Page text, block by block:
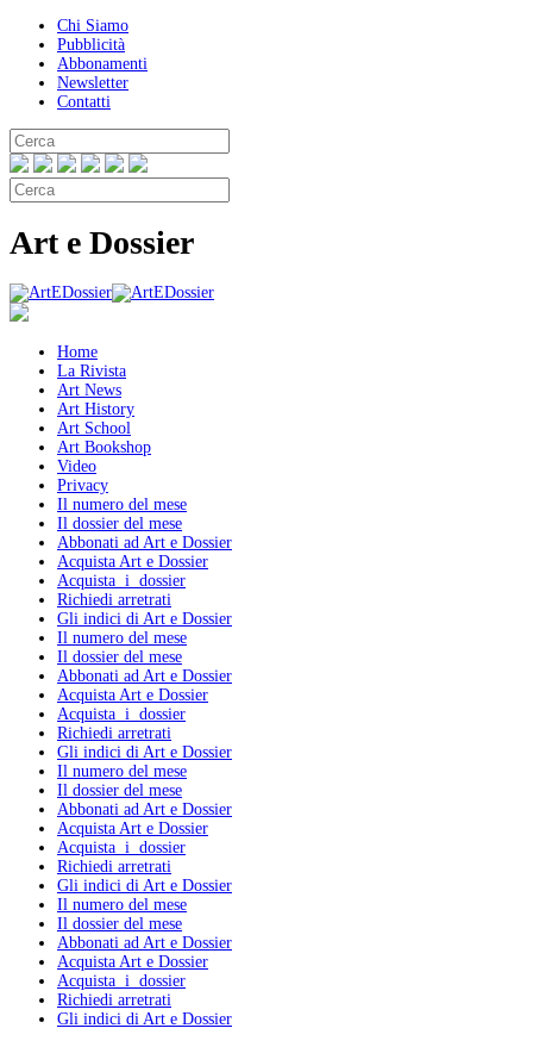
Chi Siamo
Pubblicità
Abbonamenti
Newsletter
Contatti
Art e Dossier
Home
La Rivista
Art News
Art History
Art School
Art Bookshop
Video
Privacy
Il numero del mese
Il dossier del mese
Abbonati ad Art e Dossier
Acquista Art e Dossier
Acquista i dossier
Richiedi arretrati
Gli indici di Art e Dossier
Il numero del mese
Il dossier del mese
Abbonati ad Art e Dossier
Acquista Art e Dossier
Acquista i dossier
Richiedi arretrati
Gli indici di Art e Dossier
Il numero del mese
Il dossier del mese
Abbonati ad Art e Dossier
Acquista Art e Dossier
Acquista i dossier
Richiedi arretrati
Gli indici di Art e Dossier
Il numero del mese
Il dossier del mese
Abbonati ad Art e Dossier
Acquista Art e Dossier
Acquista i dossier
Richiedi arretrati
Gli indici di Art e Dossier